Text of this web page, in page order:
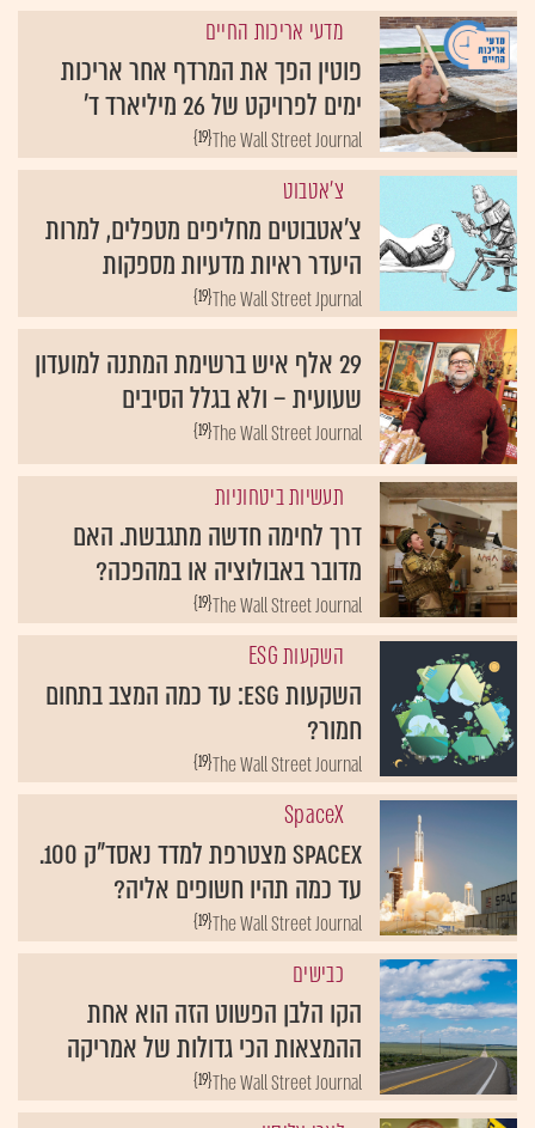
מדעי אריכות החיים
פוטין הפך את המרדף אחר אריכות
ימים לפרויקט של 26 מיליארד ד'
{19}The Wall Street Journal
צ'אטבוט
צ'אטבוטים מחליפים מטפלים, למרות
היעדר ראיות מדעיות מספקות
{19}The Wall Street Jpurnal
29 אלף איש ברשימת המתנה למועדון
שעועית – ולא בגלל הסיבים
{19}The Wall Street Journal
תעשיות ביטחוניות
דרך לחימה חדשה מתגבשת. האם
מדובר באבולוציה או במהפכה?
{19}The Wall Street Journal
השקעות ESG
השקעות ESG: עד כמה המצב בתחום
חמור?
{19}The Wall Street Journal
SpaceX
SpaceX מצטרפת למדד נאסד"ק 100.
עד כמה תהיו חשופים אליה?
{19}The Wall Street Journal
כבישים
הקו הלבן הפשוט הזה הוא אחת
ההמצאות הכי גדולות של אמריקה
{19}The Wall Street Journal